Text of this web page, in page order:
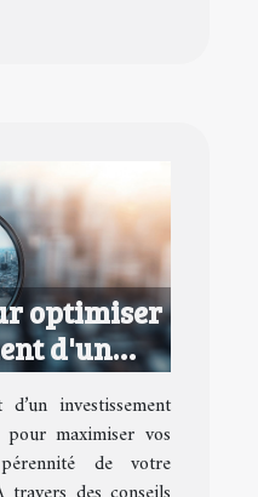
optimiser
d'un
locatif
investissement
maximiser vos
de votre